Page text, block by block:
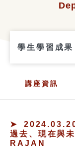
學生學習成果
講座資訊
2024.03.20
過去、現在與
RAJAN